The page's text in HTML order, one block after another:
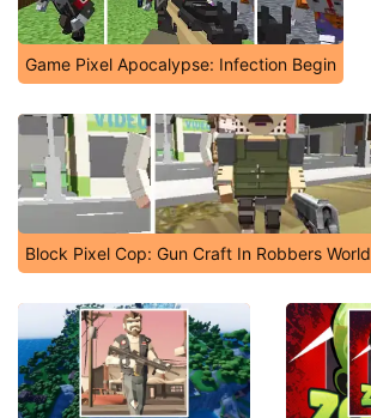
Game Pixel Apocalypse: Infection Begin
Block Pixel Cop: Gun Craft In Robbers World